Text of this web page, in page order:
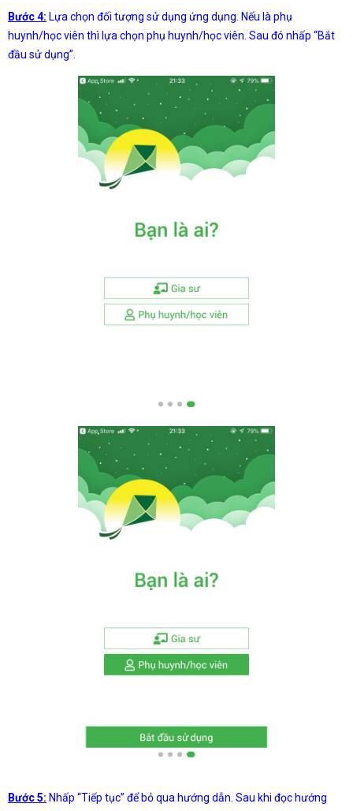
Bước 4: Lựa chọn đối tượng sử dụng ứng dụng. Nếu là phụ
huynh/học viên thì lựa chọn phụ huynh/học viên. Sau đó nhấp “Bắt
đầu sử dụng”.
Bước 5: Nhấp “Tiếp tục” để bỏ qua hướng dẫn. Sau khi đọc hướng